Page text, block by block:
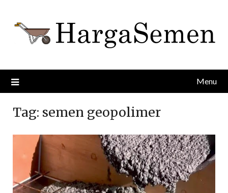
content
Menu
Tag: semen geopolimer